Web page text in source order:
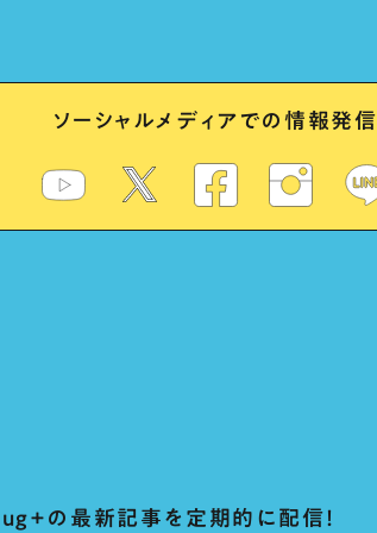
ソーシャルメディアでの情報発信
の最新記事を定期的に配信！